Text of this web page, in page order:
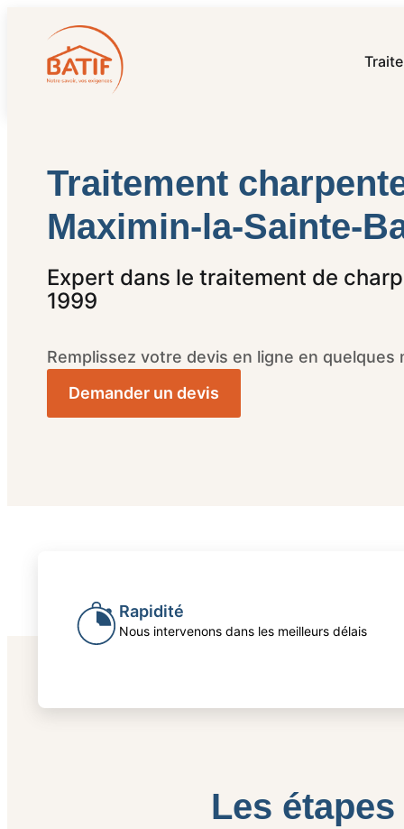
Traitement
Maximin-la-Sainte-
Expert dans le traitement de
1999
Remplissez votre devis en ligne en quelques
Demander un devis
Rapidité
Nous intervenons dans les meilleurs délais
Les